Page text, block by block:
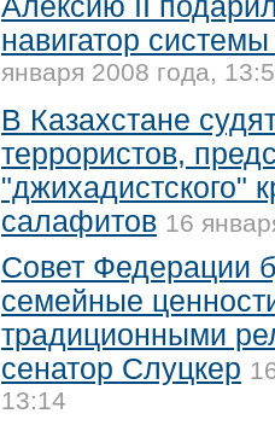
Алексию II
навигатор
января 2008 года,
В Казахстане
террористов,
"джихадистского"
салафитов 16
Совет Федерации
семейные
традиционными
сенатор Слуцкер
13:14